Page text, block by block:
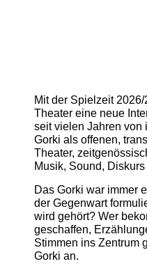
Mit der Spielzeit
Theater eine neue
seit vielen Jahren von
Gorki als offenen,
Theater,
Musik, Sound,
Das Gorki war immer
der Gegenwart
wird gehört? Wer
geschaffen,
Stimmen ins Zentrum
Gorki an.